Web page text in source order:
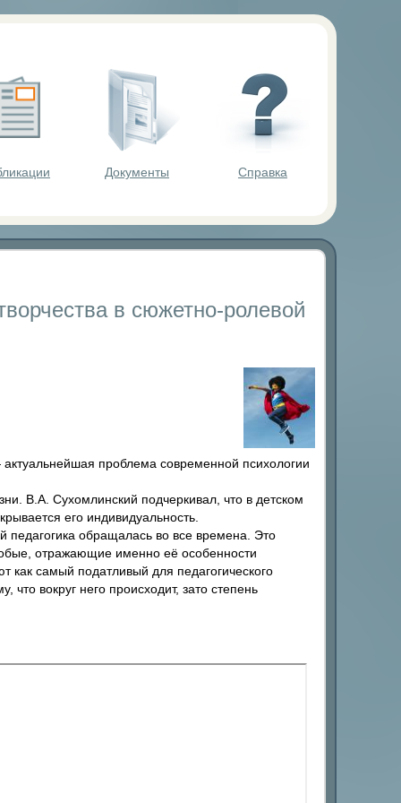
Документы Справка
в сюжетно-ролевой
проблема современной психологии
В.А. Сухомлинский подчеркивал, что в детском
его индивидуальность.
педагогика обращалась во все времена. Это
отражающие именно её особенности
самый податливый для педагогического
вокруг него происходит, зато степень